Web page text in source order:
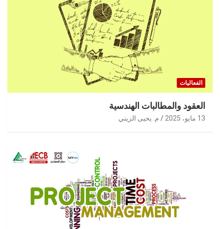
الفعاليات
العقود والمطالبات الهندسية
13 مايو، 2025 م. يحيى الزيني